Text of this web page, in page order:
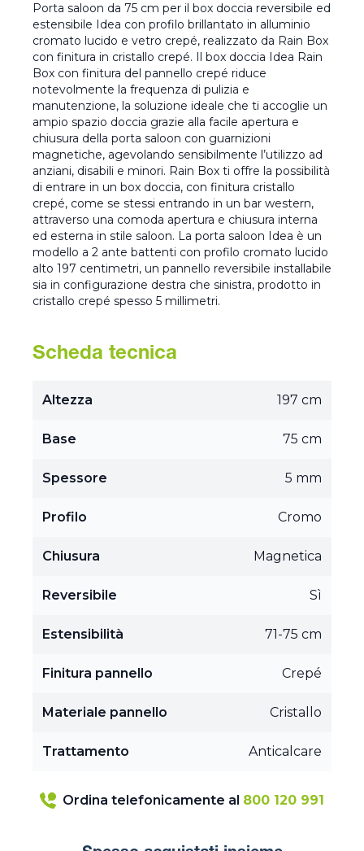
Porta saloon da 75 cm per il box doccia reversibile ed
estensibile Idea con profilo brillantato in alluminio
cromato lucido e vetro crepé, realizzato da Rain Box
con finitura in cristallo crepé. Il box doccia Idea Rain
Box con finitura del pannello crepé riduce
notevolmente la frequenza di pulizia e
manutenzione, la soluzione ideale che ti accoglie un
ampio spazio doccia grazie alla facile apertura e
chiusura della porta saloon con guarnizioni
magnetiche, agevolando sensibilmente l’utilizzo ad
anziani, disabili e minori. Rain Box ti offre la possibilità
di entrare in un box doccia, con finitura cristallo
crepé, come se stessi entrando in un bar western,
attraverso una comoda apertura e chiusura interna
ed esterna in stile saloon. La porta saloon Idea è un
modello a 2 ante battenti con profilo cromato lucido
alto 197 centimetri, un pannello reversibile installabile
sia in configurazione destra che sinistra, prodotto in
cristallo crepé spesso 5 millimetri.
Scheda tecnica
Altezza 197 cm
Base 75 cm
Spessore 5 mm
Profilo Cromo
Chiusura Magnetica
Reversibile Sì
Estensibilità 71-75 cm
Finitura pannello Crepé
Materiale pannello Cristallo
Trattamento Anticalcare
Ordina telefonicamente al 800 120 991